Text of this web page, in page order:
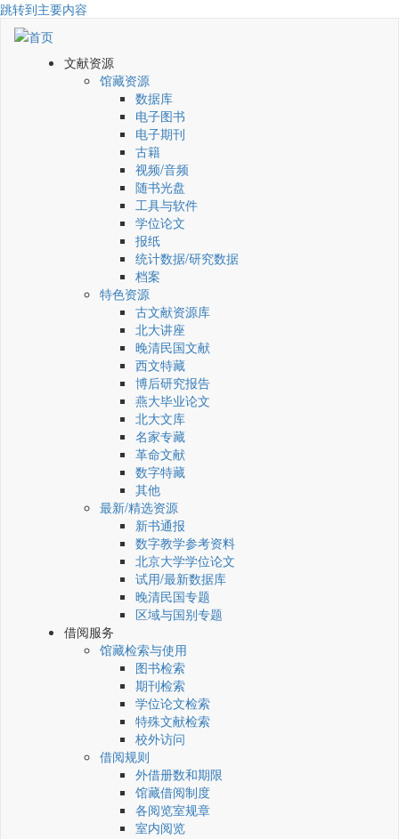
跳转到主要内容
文献资源
馆藏资源
数据库
电子图书
电子期刊
古籍
视频/音频
随书光盘
工具与软件
学位论文
报纸
统计数据/研究数据
档案
特色资源
古文献资源库
北大讲座
晚清民国文献
西文特藏
博后研究报告
燕大毕业论文
北大文库
名家专藏
革命文献
数字特藏
其他
最新/精选资源
新书通报
数字教学参考资料
北京大学学位论文
试用/最新数据库
晚清民国专题
区域与国别专题
借阅服务
馆藏检索与使用
图书检索
期刊检索
学位论文检索
特殊文献检索
校外访问
借阅规则
外借册数和期限
馆藏借阅制度
各阅览室规章
室内阅览